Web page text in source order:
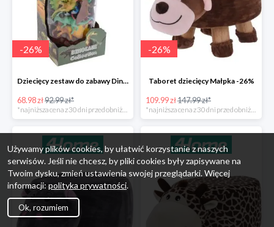
-26%
Dziecięcy zestaw do zabawy Dinosaur Collection -26%
68.98 zł92.99 zł*
-26%
Taboret dziecięcy Małpka -26%
109.99 zł147.99 zł*
Używamy plików cookies, by ułatwić korzystanie z naszych
serwisów. Jeśli nie chcesz, by pliki cookies były zapisywane na
Twoim dysku, zmień ustawienia swojej przeglądarki. Więcej
informacji: polityka prywatności.
Ok, rozumiem